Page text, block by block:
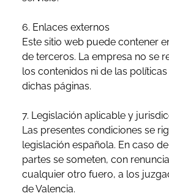
6. Enlaces externos
Este sitio web puede contener
de terceros. La empresa no se
los contenidos ni de las
dichas páginas.
7. Legislación aplicable y
Las presentes condiciones se
legislación española. En caso
partes se someten, con
cualquier otro fuero, a los
de Valencia.